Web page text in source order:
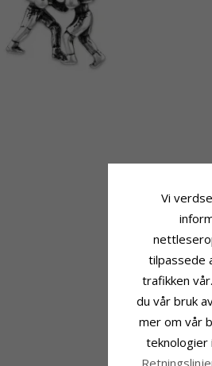
Vi
tilpassede
trafikken
du vår bruk
mer om vår
teknologier